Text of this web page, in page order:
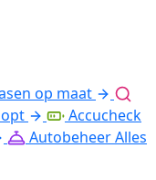
op maat
Accucheck
AutobeheerAlles